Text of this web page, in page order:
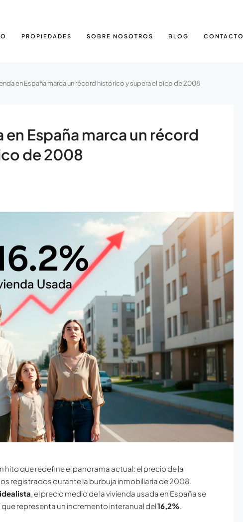
PROPIEDADES SOBRE NOSOTROS BLOG CONTACTO
en España marca un récord histórico y supera el pico de 2008
en España marca un récord
de 2008
hito que redefine el panorama actual: el precio de la
registrados durante la burbuja inmobiliaria de 2008.
idealista, el precio medio de la vivienda usada en España se
que representa un incremento interanual del16,2%.